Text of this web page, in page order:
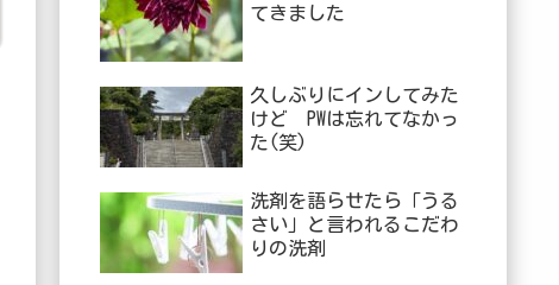
てきました
久しぶりにインしてみた
けど PWは忘れてなかっ
た(笑)
洗剤を語らせたら「うる
さい」と言われるこだわ
りの洗剤